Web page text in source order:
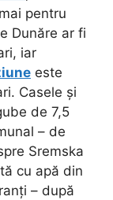
pentru
Dunăre ar fi
iar
este
Casele și
de 7,5
– de
Sremska
cu apă din
– după